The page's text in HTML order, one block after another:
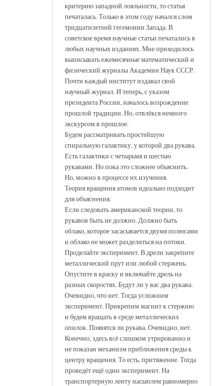
критерию западной лояльности, то статья
печаталась. Только в этом году начался слом
тридцатилетней гегемонии Запада. В
советское время научные статьи печатались в
любых научных изданиях. Мне приходилось
выписывать ежемесячные математический и
физический журналы Академии Наук СССР.
Почти каждый институт издавал свой
научный журнал. И теперь, с указом
президента России, началось возрождение
прошлой традиции. Но, отвлёкся немного
экскурсом в прошлое.
Будем рассматривать простейшую
спиральную галактику, у которой два рукава.
Есть галактики с четырьмя и шестью
рукавами. Но пока это сложнее объяснить.
Но, можно в процессе их изучения.
Теория вращения атомов идеально подходит
для объяснения.
Если следовать американской теории, то
рукавов быть не должно. Должно быть
облако, которое засасывается двумя полюсами
и облако не может разделиться на потоки.
Проделайте эксперимент. В дрели закрепите
металлический прут или любой стержень.
Опустите в краску и включайте дрель на
разных скоростях. Будут ли у вас два рукава.
Очевидно, что нет. Тогда усложним
эксперимент. Прикрепим магнит к стержню
и будем вращать в среде металлических
опилок. Появятся ли рукава. Очевидно, нет.
Конечно, здесь всё слишком утрированно и
не показан механизм приближения среды к
центру вращения. То есть, притяжение. Тогда
проведёт ещё один эксперимент. На
транспортерную ленту насыплем равномерно